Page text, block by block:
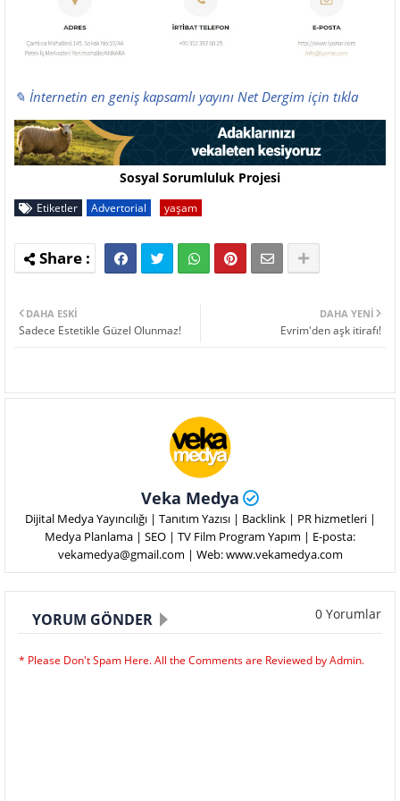
✎ İnternetin en geniş kapsamlı yayını Net Dergim için tıkla
Sosyal Sorumluluk Projesi
Etiketler Advertorial yaşam
DAHA YENI
Evrim'den aşk itirafı!
DAHA ESKI
Sadece Estetikle Güzel Olunmaz!
Veka Medya
Dijital Medya Yayıncılığı | Tanıtım Yazısı | Backlink | PR hizmetleri |
Medya Planlama | SEO | TV Film Program Yapım | E-posta:
vekamedya@gmail.com | Web: www.vekamedya.com
YORUM GÖNDER 0 Yorumlar
* Please Don't Spam Here. All the Comments are Reviewed by Admin.